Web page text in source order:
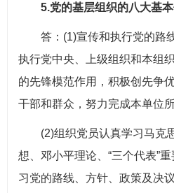
5.党的基层组织的八大基
答：(1)宣传和执行党的路
执行党中央、上级组织和本组
的先锋模范作用，积极创先争
干部和群众，努力完成本单位
(2)组织党员认真学习马克
想、邓小平理论、“三个代表”
习党的路线、方针、政策及决